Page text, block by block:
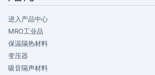
进入产品中心
MRO工业品
保温隔热材料
变压器
吸音隔声材料